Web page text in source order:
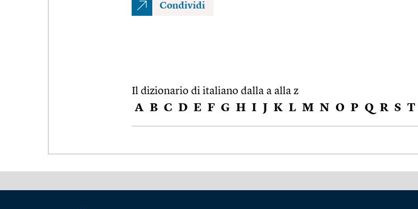
Condividi
Il dizionario di italiano dalla a alla z
A B C D E F G H I J K L M N O P Q R S T